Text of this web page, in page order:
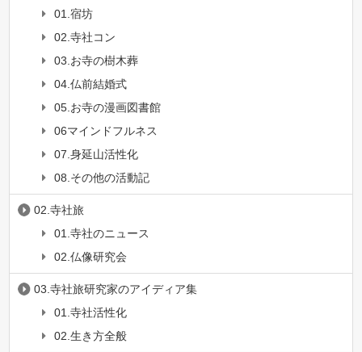
01.宿坊
02.寺社コン
03.お寺の樹木葬
04.仏前結婚式
05.お寺の漫画図書館
06マインドフルネス
07.身延山活性化
08.その他の活動記
02.寺社旅
01.寺社のニュース
02.仏像研究会
03.寺社旅研究家のアイディア集
01.寺社活性化
02.生き方全般